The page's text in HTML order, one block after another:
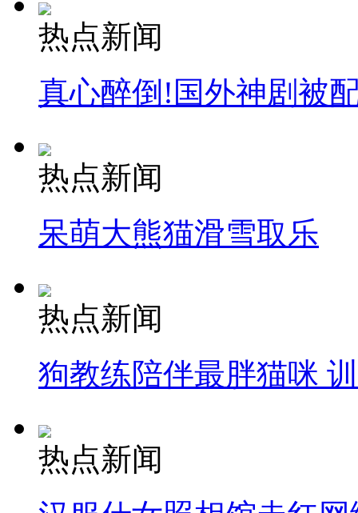
热点新闻
真心醉倒!国外神剧被
热点新闻
呆萌大熊猫滑雪取乐
热点新闻
狗教练陪伴最胖猫咪
热点新闻